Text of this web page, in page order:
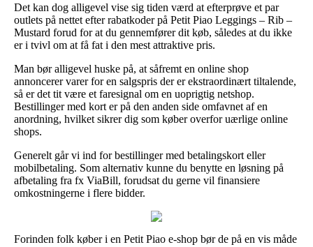
Det kan dog alligevel vise sig tiden værd at efterprøve et par
outlets på nettet efter rabatkoder på Petit Piao Leggings – Rib –
Mustard forud for at du gennemfører dit køb, således at du ikke
er i tvivl om at få fat i den mest attraktive pris.
Man bør alligevel huske på, at såfremt en online shop
annoncerer varer for en salgspris der er ekstraordinært tiltalende,
så er det tit være et faresignal om en uoprigtig netshop.
Bestillinger med kort er på den anden side omfavnet af en
anordning, hvilket sikrer dig som køber overfor uærlige online
shops.
Generelt går vi ind for bestillinger med betalingskort eller
mobilbetaling. Som alternativ kunne du benytte en løsning på
afbetaling fra fx ViaBill, forudsat du gerne vil finansiere
omkostningerne i flere bidder.
Forinden folk køber i en Petit Piao e-shop bør de på en vis måde